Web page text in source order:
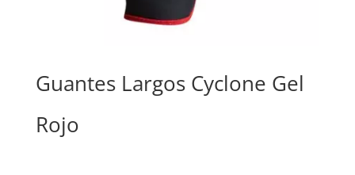
Guantes Largos Cyclone Gel
Rojo